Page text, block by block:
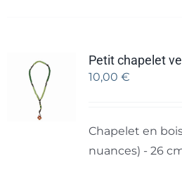
Petit chapelet
10,00 €
Chapelet en
nuances) - 26